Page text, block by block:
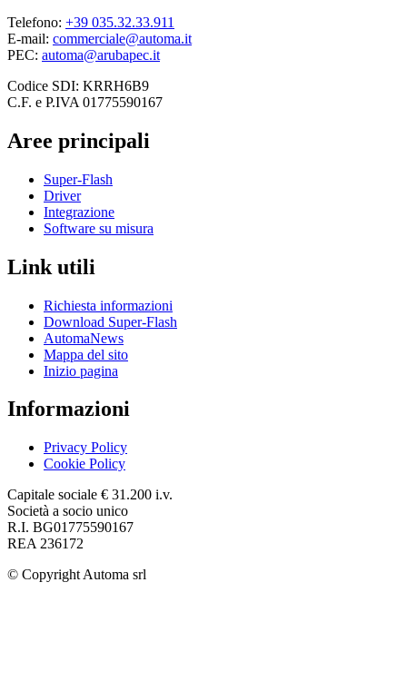
Telefono: +39 035.32.33.911
E-mail: commerciale@automa.it
PEC: automa@arubapec.it
Codice SDI: KRRH6B9
C.F. e P.IVA 01775590167
Aree principali
Super-Flash
Driver
Integrazione
Software su misura
Link utili
Richiesta informazioni
Download Super-Flash
AutomaNews
Mappa del sito
Inizio pagina
Informazioni
Privacy Policy
Cookie Policy
Capitale sociale € 31.200 i.v.
Società a socio unico
R.I. BG01775590167
REA 236172
© Copyright Automa srl